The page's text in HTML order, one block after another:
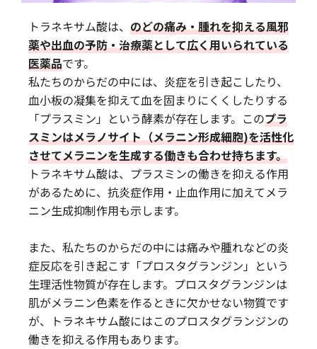
トラネキサム酸は、 のどの痛み・腫れを抑える風邪
薬や出血の予防・治療薬として広く用いられている
医薬品です。
私たちのからだの中には、炎症を引き起こしたり、
血小板の凝集を抑えて血を固まりにくくしたりする
「プラスミン」という酵素が存在します。このプラ
スミンはメラノサイト（メラニン形成細胞)を活性化
させてメラニンを生成する働きも合わせ持ちます。
トラネキサム酸は、プラスミンの働きを抑える作用
があるために、抗炎症作用・止血作用に加えてメラ
ニン生成抑制作用も示します。
また、私たちのからだの中には痛みや腫れなどの炎
症反応を引き起こす「プロスタグランジン」という
生理活性物質が存在します。プロスタグランジンは
肌がメラニン色素を作るときに欠かせない物質です
が、トラネキサム酸にはこのプロスタグランジンの
働きを抑える作用もあります。